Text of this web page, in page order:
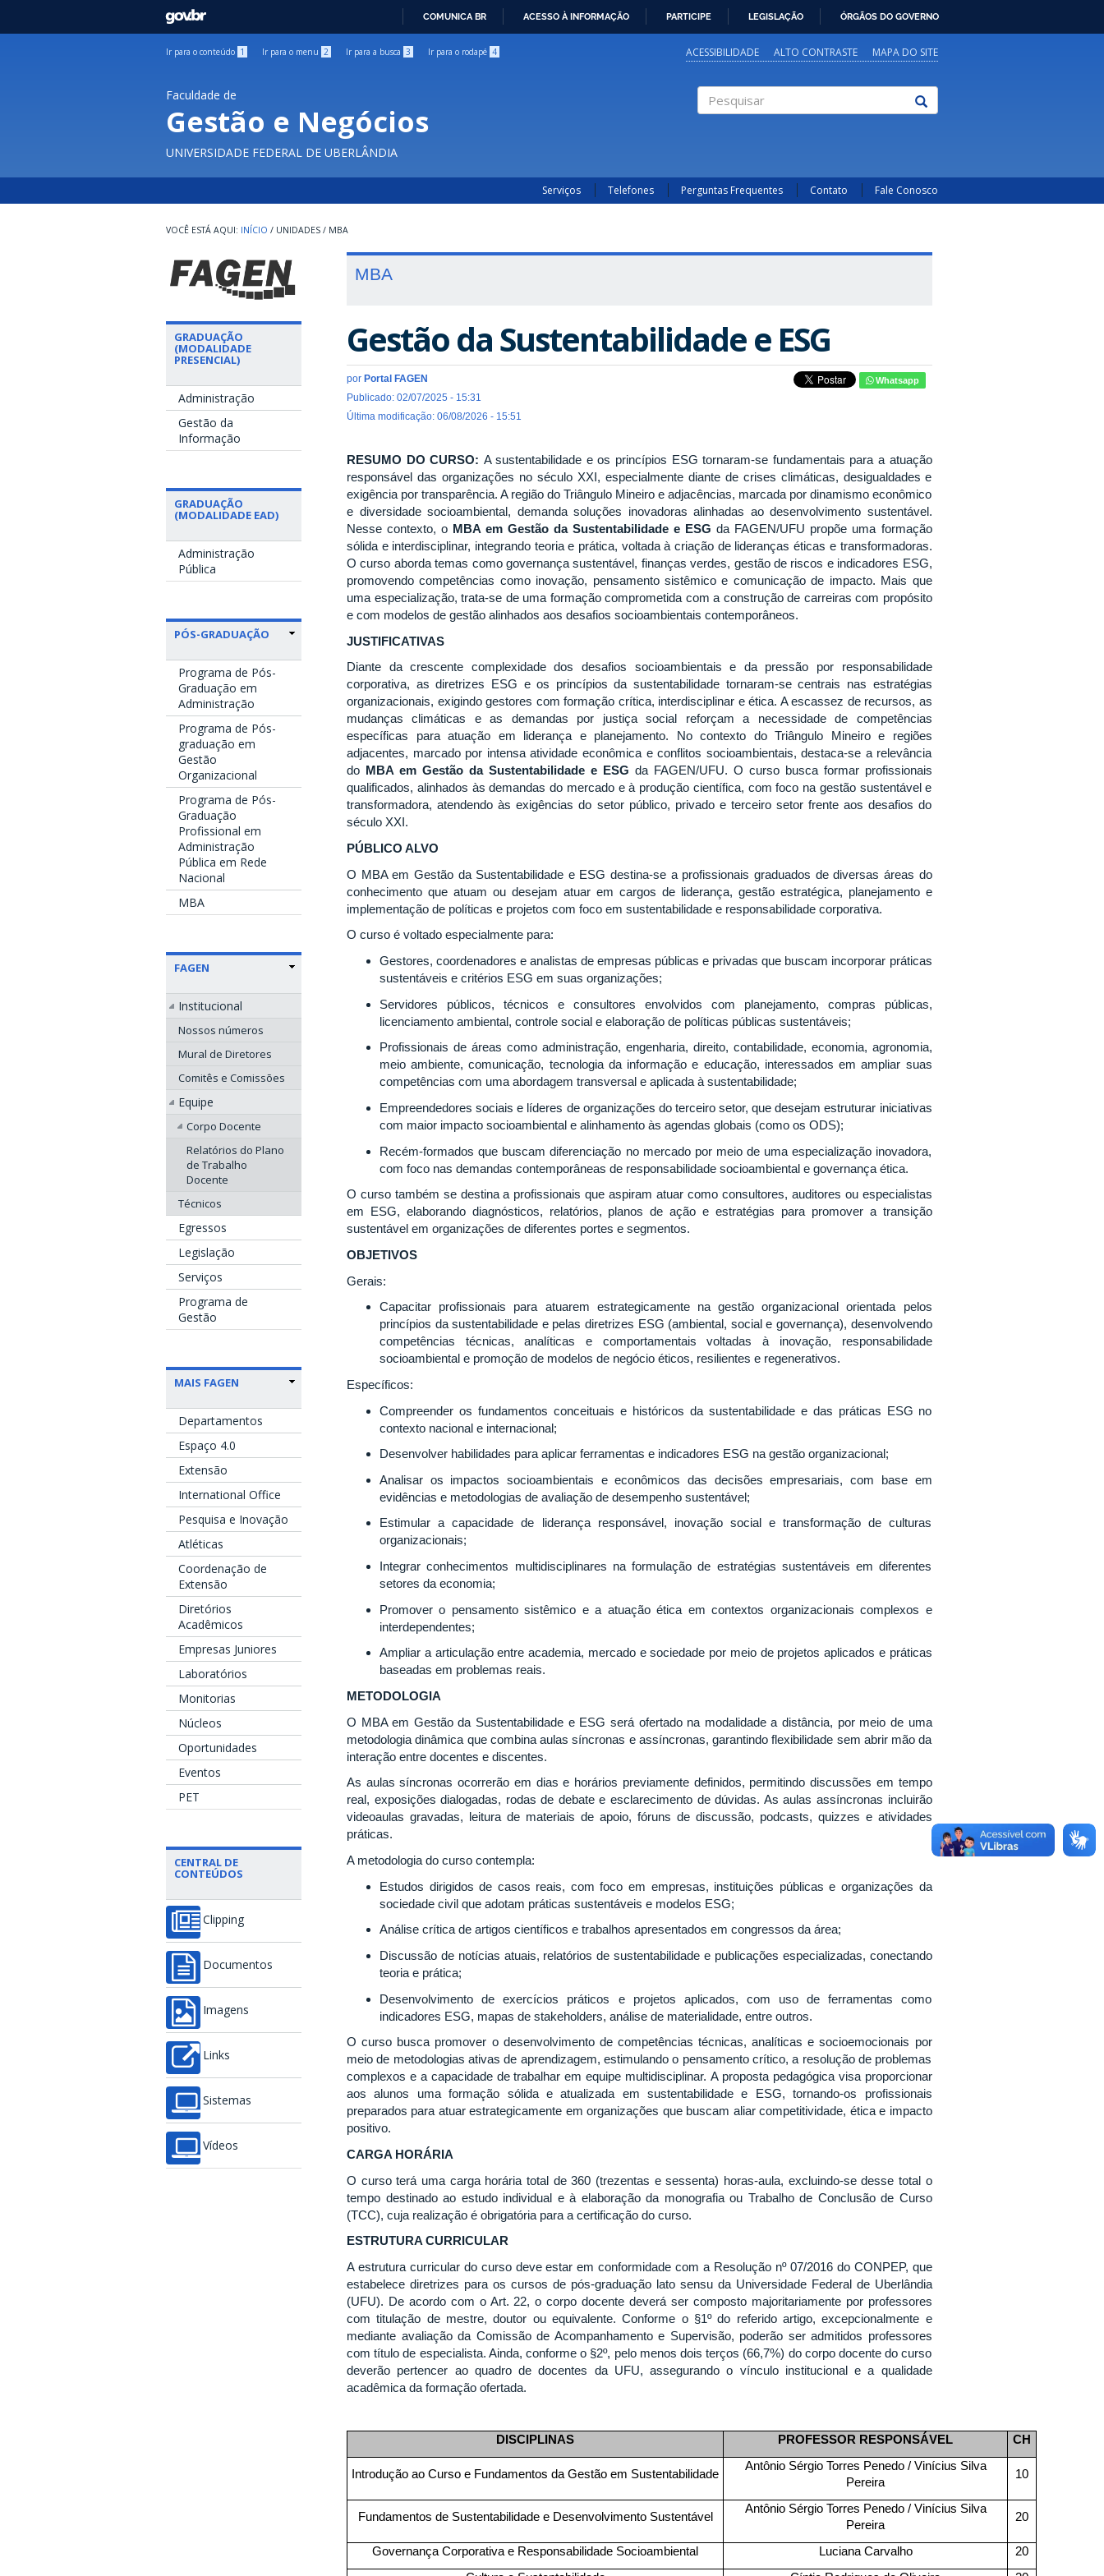
GOVBR
COMUNICA BR ACESSO À INFORMAÇÃO PARTICIPE LEGISLAÇÃO ÓRGÃOS DO GOVERNO
Ir para o conteúdo 1 Ir para o menu 2 Ir para a busca 3 Ir para o rodapé 4 ACESSIBILIDADE ALTO CONTRASTE MAPA DO SITE
Faculdade de
Gestão e Negócios
UNIVERSIDADE FEDERAL DE UBERLÂNDIA
Serviços Telefones Perguntas Frequentes Contato Fale Conosco
INÍCIO / UNIDADES / MBA
GRADUAÇÃO
(MODALIDADE
PRESENCIAL)
Administração
Gestão da
Informação
GRADUAÇÃO
(MODALIDADE EAD)
Administração
Pública
PÓS-GRADUAÇÃO
Programa de Pós-
Graduação em
Administração
Programa de Pós-
graduação em
Gestão
Organizacional
Programa de Pós-
Graduação
Profissional em
Administração
Pública em Rede
Nacional
MBA
FAGEN
Institucional
Nossos números
Mural de Diretores
Comitês e Comissões
Equipe
Corpo Docente
Relatórios do Plano
de Trabalho
Docente
Técnicos
Egressos
Legislação
Serviços
Programa de
Gestão
MAIS FAGEN
Departamentos
Espaço 4.0
Extensão
International Office
Pesquisa e Inovação
Atléticas
Coordenação de
Extensão
Diretórios
Acadêmicos
Empresas Juniores
Laboratórios
Monitorias
Núcleos
Oportunidades
Eventos
PET
CENTRAL DE
CONTEÚDOS
Clipping
Documentos
Imagens
Links
Sistemas
Vídeos
MBA
Gestão da Sustentabilidade e ESG
por Portal FAGEN
Publicado: 02/07/2025 - 15:31
Última modificação: 06/08/2026 - 15:51
Whatsapp
RESUMO DO CURSO: A sustentabilidade e os princípios ESG tornaram-se fundamentais para a atuação
responsável das organizações no século XXI, especialmente diante de crises climáticas, desigualdades e
exigência por transparência. A região do Triângulo Mineiro e adjacências, marcada por dinamismo econômico
e diversidade socioambiental, demanda soluções inovadoras alinhadas ao desenvolvimento sustentável.
Nesse contexto, o MBA em Gestão da Sustentabilidade e ESG da FAGEN/UFU propõe uma formação
sólida e interdisciplinar, integrando teoria e prática, voltada à criação de lideranças éticas e transformadoras.
O curso aborda temas como governança sustentável, finanças verdes, gestão de riscos e indicadores ESG,
promovendo competências como inovação, pensamento sistêmico e comunicação de impacto. Mais que
uma especialização, trata-se de uma formação comprometida com a construção de carreiras com propósito
e com modelos de gestão alinhados aos desafios socioambientais contemporâneos.
JUSTIFICATIVAS
Diante da crescente complexidade dos desafios socioambientais e da pressão por responsabilidade
corporativa, as diretrizes ESG e os princípios da sustentabilidade tornaram-se centrais nas estratégias
organizacionais, exigindo gestores com formação crítica, interdisciplinar e ética. A escassez de recursos, as
mudanças climáticas e as demandas por justiça social reforçam a necessidade de competências
específicas para atuação em liderança e planejamento. No contexto do Triângulo Mineiro e regiões
adjacentes, marcado por intensa atividade econômica e conflitos socioambientais, destaca-se a relevância
do
MBA em Gestão da Sustentabilidade e ESG da FAGEN/UFU. O curso busca formar profissionais
qualificados, alinhados às demandas do mercado e à produção científica, com foco na gestão sustentável e
transformadora, atendendo às exigências do setor público, privado e terceiro setor frente aos desafios do
século XXI.
PÚBLICO ALVO
O MBA em Gestão da Sustentabilidade e ESG destina-se a profissionais graduados de diversas áreas do
conhecimento que atuam ou desejam atuar em cargos de liderança, gestão estratégica, planejamento e
implementação de políticas e projetos com foco em sustentabilidade e responsabilidade corporativa.
O curso é voltado especialmente para:
Gestores, coordenadores e analistas de empresas públicas e privadas que buscam incorporar práticas
sustentáveis e critérios ESG em suas organizações;
Servidores públicos, técnicos e consultores envolvidos com planejamento, compras públicas,
licenciamento ambiental, controle social e elaboração de políticas públicas sustentáveis;
Profissionais de áreas como administração, engenharia, direito, contabilidade, economia, agronomia,
meio ambiente, comunicação, tecnologia da informação e educação, interessados em ampliar suas
competências com uma abordagem transversal e aplicada à sustentabilidade;
Empreendedores sociais e líderes de organizações do terceiro setor, que desejam estruturar iniciativas
com maior impacto socioambiental e alinhamento às agendas globais (como os ODS);
Recém-formados que buscam diferenciação no mercado por meio de uma especialização inovadora,
com foco nas demandas contemporâneas de responsabilidade socioambiental e governança ética.
O curso também se destina a profissionais que aspiram atuar como consultores, auditores ou especialistas
em ESG, elaborando diagnósticos, relatórios, planos de ação e estratégias para promover a transição
sustentável em organizações de diferentes portes e segmentos.
OBJETIVOS
Gerais:
Capacitar profissionais para atuarem estrategicamente na gestão organizacional orientada pelos
princípios da sustentabilidade e pelas diretrizes ESG (ambiental, social e governança), desenvolvendo
competências técnicas, analíticas e comportamentais voltadas à inovação, responsabilidade
socioambiental e promoção de modelos de negócio éticos, resilientes e regenerativos.
Específicos:
Compreender os fundamentos conceituais e históricos da sustentabilidade e das práticas ESG no
contexto nacional e internacional;
Desenvolver habilidades para aplicar ferramentas e indicadores ESG na gestão organizacional;
Analisar os impactos socioambientais e econômicos das decisões empresariais, com base em
evidências e metodologias de avaliação de desempenho sustentável;
Estimular a capacidade de liderança responsável, inovação social e transformação de culturas
organizacionais;
Integrar conhecimentos multidisciplinares na formulação de estratégias sustentáveis em diferentes
setores da economia;
Promover o pensamento sistêmico e a atuação ética em contextos organizacionais complexos e
interdependentes;
Ampliar a articulação entre academia, mercado e sociedade por meio de projetos aplicados e práticas
baseadas em problemas reais.
METODOLOGIA
O MBA em Gestão da Sustentabilidade e ESG será ofertado na modalidade a distância, por meio de uma
metodologia dinâmica que combina aulas síncronas e assíncronas, garantindo flexibilidade sem abrir mão da
interação entre docentes e discentes.
As aulas síncronas ocorrerão em dias e horários previamente definidos, permitindo discussões em tempo
real, exposições dialogadas, rodas de debate e esclarecimento de dúvidas. As aulas assíncronas incluirão
videoaulas gravadas, leitura de materiais de apoio, fóruns de discussão, podcasts, quizzes e atividades
práticas.
A metodologia do curso contempla:
Estudos dirigidos de casos reais, com foco em empresas, instituições públicas e organizações da
sociedade civil que adotam práticas sustentáveis e modelos ESG;
Análise crítica de artigos científicos e trabalhos apresentados em congressos da área;
Discussão de notícias atuais, relatórios de sustentabilidade e publicações especializadas, conectando
teoria e prática;
Desenvolvimento de exercícios práticos e projetos aplicados, com uso de ferramentas como
indicadores ESG, mapas de stakeholders, análise de materialidade, entre outros.
O curso busca promover o desenvolvimento de competências técnicas, analíticas e socioemocionais por
meio de metodologias ativas de aprendizagem, estimulando o pensamento crítico, a resolução de problemas
complexos e a capacidade de trabalhar em equipe multidisciplinar. A proposta pedagógica visa proporcionar
aos alunos uma formação sólida e atualizada em sustentabilidade e ESG, tornando-os profissionais
preparados para atuar estrategicamente em organizações que buscam aliar competitividade, ética e impacto
positivo.
CARGA HORÁRIA
O curso terá uma carga horária total de 360 (trezentas e sessenta) horas-aula, excluindo-se desse total o
tempo destinado ao estudo individual e à elaboração da monografia ou Trabalho de Conclusão de Curso
(TCC), cuja realização é obrigatória para a certificação do curso.
ESTRUTURA CURRICULAR
A estrutura curricular do curso deve estar em conformidade com a Resolução nº 07/2016 do CONPEP, que
estabelece diretrizes para os cursos de pós-graduação lato sensu da Universidade Federal de Uberlândia
(UFU). De acordo com o Art. 22, o corpo docente deverá ser composto majoritariamente por professores
com titulação de mestre, doutor ou equivalente. Conforme o §1º do referido artigo, excepcionalmente e
mediante avaliação da Comissão de Acompanhamento e Supervisão, poderão ser admitidos professores
com título de especialista. Ainda, conforme o §2º, pelo menos dois terços (66,7%) do corpo docente do curso
deverão pertencer ao quadro de docentes da UFU, assegurando o vínculo institucional e a qualidade
acadêmica da formação ofertada.
DISCIPLINAS PROFESSOR RESPONSÁVEL CH
Introdução ao Curso e Fundamentos da Gestão em Sustentabilidade
Antônio Sérgio Torres Penedo / Vinícius Silva
Pereira
10
Fundamentos de Sustentabilidade e Desenvolvimento Sustentável
Antônio Sérgio Torres Penedo / Vinícius Silva
Pereira
20
Governança Corporativa e Responsabilidade Socioambiental Luciana Carvalho
20